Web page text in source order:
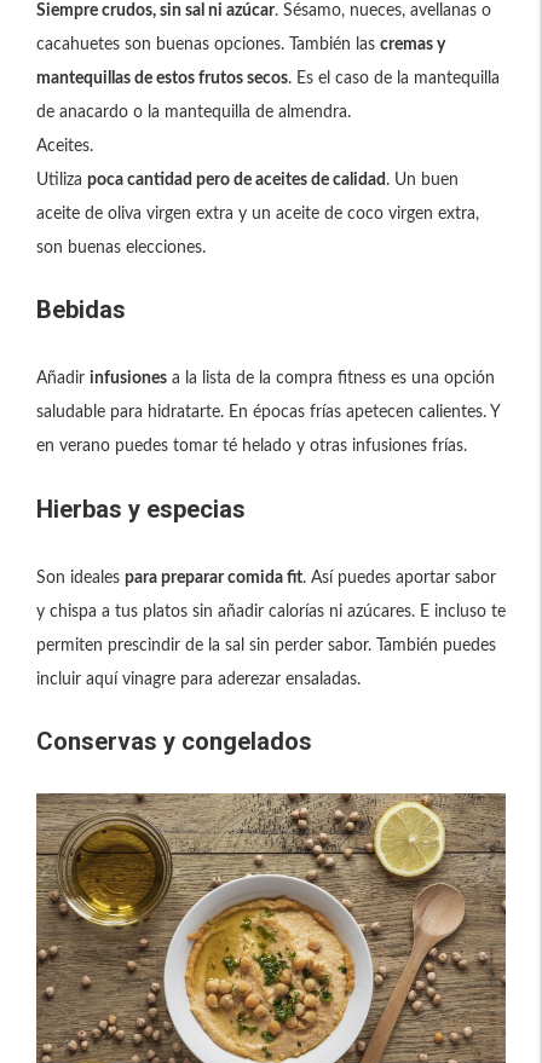
Siempre crudos, sin sal ni azúcar. Sésamo, nueces, avellanas o
cacahuetes son buenas opciones. También las cremas y
mantequillas de estos frutos secos. Es el caso de la mantequilla
de anacardo o la mantequilla de almendra.
Aceites.
Utiliza poca cantidad pero de aceites de calidad . Un buen
aceite de oliva virgen extra y un aceite de coco virgen extra,
son buenas elecciones.
Bebidas
Añadir infusiones a la lista de la compra fitness es una opción
saludable para hidratarte. En épocas frías apetecen calientes. Y
en verano puedes tomar té helado y otras infusiones frías.
Hierbas y especias
Son ideales para preparar comida fit. Así puedes aportar sabor
y chispa a tus platos sin añadir calorías ni azúcares. E incluso te
permiten prescindir de la sal sin perder sabor. También puedes
incluir aquí vinagre para aderezar ensaladas.
Conservas y congelados